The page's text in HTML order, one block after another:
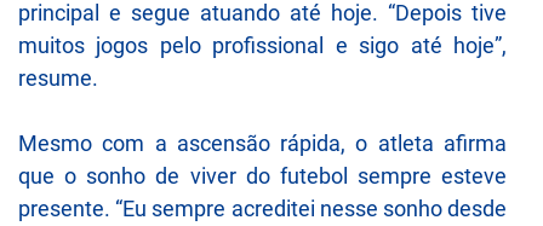
principal e segue atuando até hoje. “Depois tive
muitos jogos pelo profissional e sigo até hoje”,
resume.
Mesmo com a ascensão rápida, o atleta afirma
que o sonho de viver do futebol sempre esteve
presente. “Eu sempre acreditei nesse sonho desde